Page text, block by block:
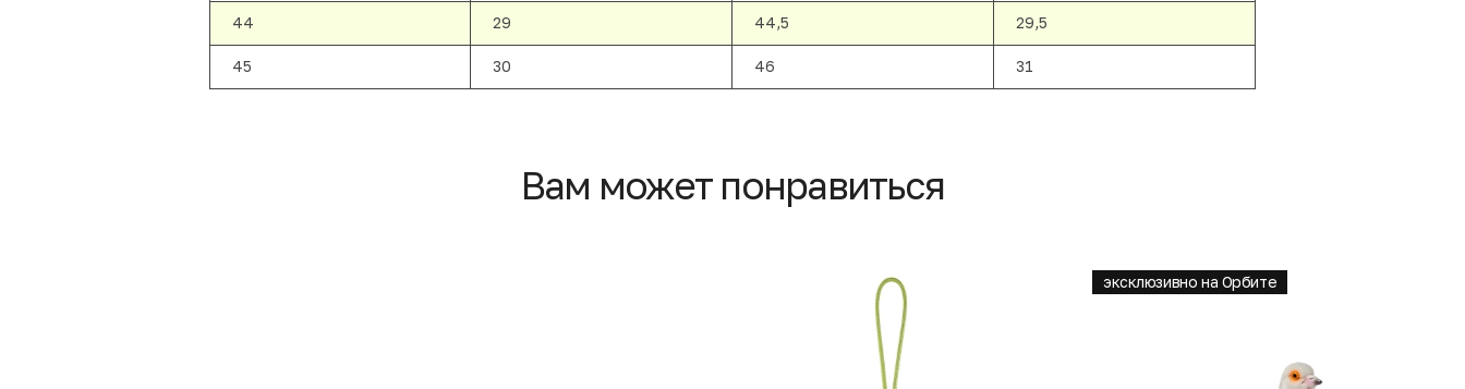
44 29 44,5 29,5
45 30 46 31
Вам может понравиться
эксклюзивно на Орбите